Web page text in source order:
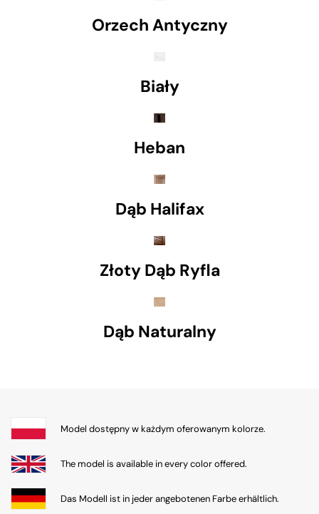
Orzech Antyczny
Biały
Heban
Dąb Halifax
Złoty Dąb Ryfla
Dąb Naturalny
Model dostępny w każdym oferowanym kolorze.
The model is available in every color offered.
Das Modell ist in jeder angebotenen Farbe erhältlich.